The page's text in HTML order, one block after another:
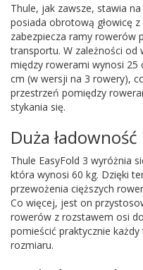
Thule, jak zawsze, stawia
posiada obrotową głowicę
zabezpiecza ramy rowerów
transportu. W zależności od
między rowerami wynosi 25
cm (w wersji na 3 rowery),
przestrzeń pomiędzy
stykania się.
Duża
Thule EasyFold 3 wyróżnia
która wynosi 60 kg. Dzięki
przewożenia cięższych
Co więcej, jest on
rowerów z rozstawem osi
pomieścić praktycznie
rozmiaru.